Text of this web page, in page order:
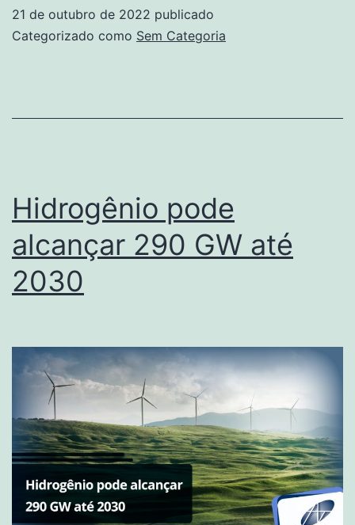
21 de outubro de 2022 publicado
Categorizado como Sem Categoria
Hidrogênio pode
alcançar 290 GW até
2030